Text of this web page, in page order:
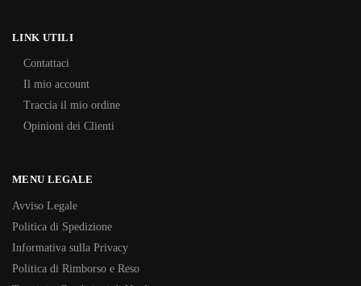
LINK UTILI
Contattaci
Il mio account
Traccia il mio ordine
Opinioni dei Clienti
MENU LEGALE
Avviso Legale
Politica di Spedizione
Informativa sulla Privacy
Politica di Rimborso e Reso